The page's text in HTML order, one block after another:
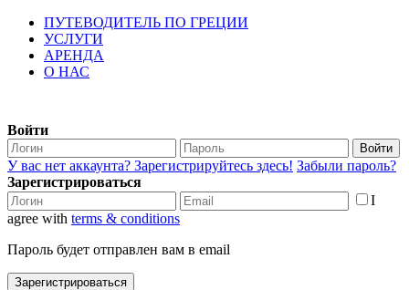
ПУТЕВОДИТЕЛЬ ПО ГРЕЦИИ
УСЛУГИ
АРЕНДА
О НАС
Войти
Войти
У вас нет аккаунта? Зарегистрируйтесь здесь! Забыли пароль?
Зарегистрироваться
I
agree with terms & conditions
Пароль будет отправлен вам в email
Зарегистрироваться